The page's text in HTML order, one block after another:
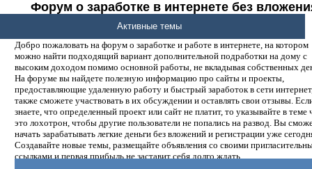
Форум о заработке в интернете без
денег.
Добро пожаловать на форум о заработке и работе в интернете, на котором
можно найти подходящий вариант дополнительной подработки на дому с
высоким доходом помимо основной работы, не вкладывая собственных
На форуме вы найдете полезную информацию про сайты и проекты,
предоставляющие удаленную работу и быстрый заработок в сети
также сможете участвовать в их обсуждении и оставлять свои отзывы.
знаете, что определенный проект или сайт не платит, то указывайте в теме
это лохотрон, чтобы другие пользователи не попались на развод. Вы
начать зарабатывать легкие деньги без вложений и регистрации уже
Создавайте новые темы, размещайте объявления со своими
ссылками и первая прибыль не заставит себя долго ждать.
Активные темы